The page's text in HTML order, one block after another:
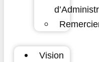
Vision